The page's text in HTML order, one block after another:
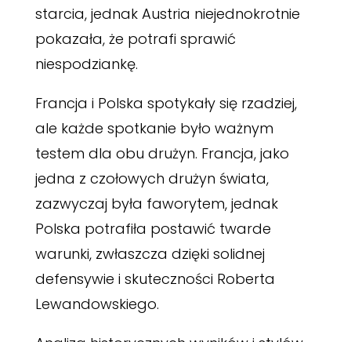
starcia, jednak Austria niejednokrotnie
pokazała, że potrafi sprawić
niespodziankę.
Francja i Polska spotykały się rzadziej,
ale każde spotkanie było ważnym
testem dla obu drużyn. Francja, jako
jedna z czołowych drużyn świata,
zazwyczaj była faworytem, jednak
Polska potrafiła postawić twarde
warunki, zwłaszcza dzięki solidnej
defensywie i skuteczności Roberta
Lewandowskiego.